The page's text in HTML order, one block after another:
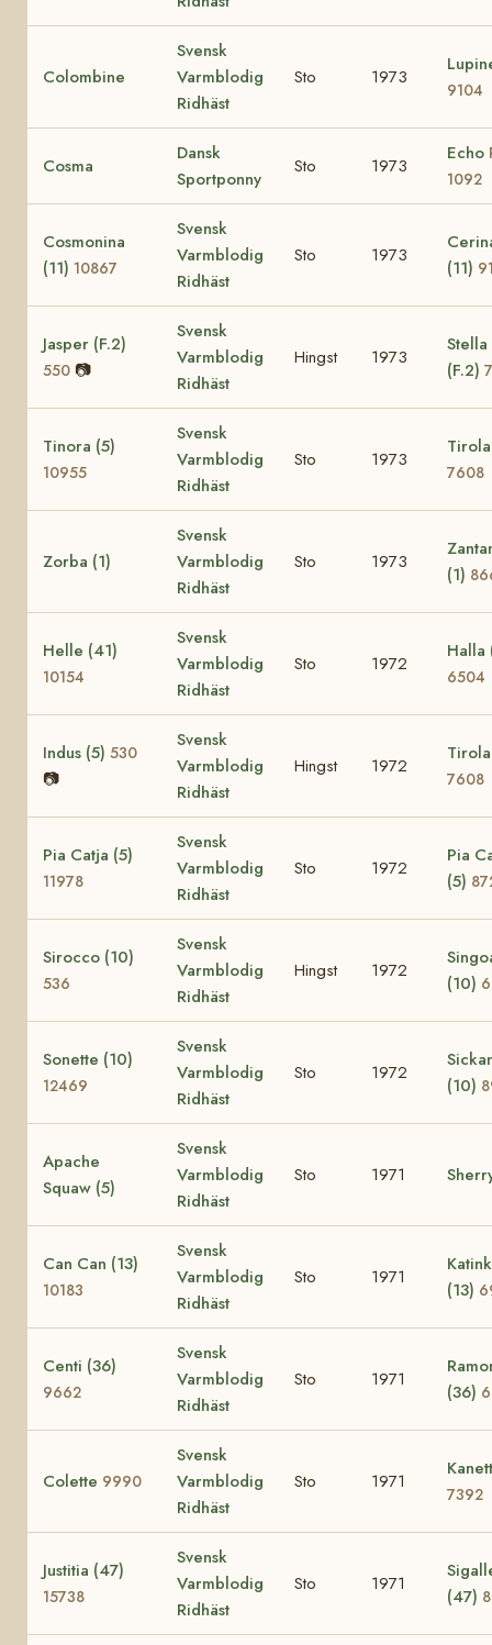
Colombine
Svensk
Varmblodig
Ridhäst
Sto 1973
9104
Cosma
Dansk
Sportponny
Sto 1973
Echo
1092
Cosmonina
(11) 10867
Svensk
Varmblodig
Ridhäst
Sto 1973
(11)
Jasper (F.2)
550 📷
Svensk
Varmblodig
Ridhäst
Hingst 1973
Stella
(F.2)
Tinora (5)
10955
Svensk
Varmblodig
Ridhäst
Sto 1973
7608
Zorba (1)
Svensk
Varmblodig
Ridhäst
Sto 1973
(1)
Helle (41)
10154
Svensk
Varmblodig
Ridhäst
Sto 1972
Halla
6504
Indus (5) 530
📷
Svensk
Varmblodig
Ridhäst
Hingst 1972
7608
Pia Catja (5)
11978
Svensk
Varmblodig
Ridhäst
Sto 1972
Pia
(5)
Sirocco (10)
536
Svensk
Varmblodig
Ridhäst
Hingst 1972
(10)
Sonette (10)
12469
Svensk
Varmblodig
Ridhäst
Sto 1972
(10)
Apache
Squaw (5)
Svensk
Varmblodig
Ridhäst
Sto 1971
Can Can (13)
10183
Svensk
Varmblodig
Ridhäst
Sto 1971
(13)
Centi (36)
9662
Svensk
Varmblodig
Ridhäst
Sto 1971
(36)
Colette 9990
Svensk
Varmblodig
Ridhäst
Sto 1971
7392
Justitia (47)
15738
Svensk
Varmblodig
Ridhäst
Sto 1971
(47)